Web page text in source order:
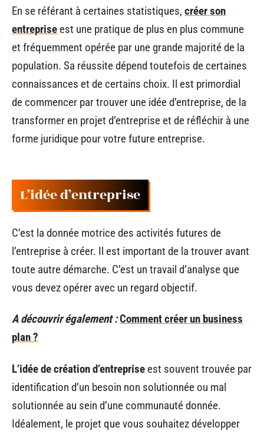
En se référant à certaines statistiques, créer son
entreprise est une pratique de plus en plus commune
et fréquemment opérée par une grande majorité de la
population. Sa réussite dépend toutefois de certaines
connaissances et de certains choix. Il est primordial
de commencer par trouver une idée d’entreprise, de la
transformer en projet d’entreprise et de réfléchir à une
forme juridique pour votre future entreprise.
L’idée d’entreprise
C’est la donnée motrice des activités futures de
l’entreprise à créer. Il est important de la trouver avant
toute autre démarche. C’est un travail d’analyse que
vous devez opérer avec un regard objectif.
A découvrir également :Comment créer un business
plan ?
L’idée de création d’entreprise est souvent trouvée par
identification d’un besoin non solutionnée ou mal
solutionnée au sein d’une communauté donnée.
Idéalement, le projet que vous souhaitez développer